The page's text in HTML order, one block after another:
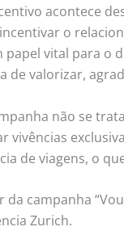
acontece
o
vital para o
de valorizar,
não se
vivências
de viagens, o
da campanha
Zurich.